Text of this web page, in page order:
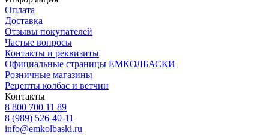
Оплата
Доставка
Отзывы покупателей
Частые вопросы
Контакты и реквизиты
Официальные страницы ЕМКОЛБАСКИ
Розничные магазины
Рецепты колбас и ветчин
Контакты
8 800 700 11 89
8 (989) 526-40-11
info@emkolbaski.ru